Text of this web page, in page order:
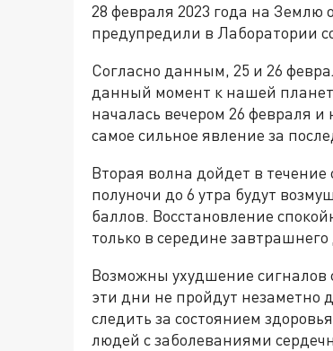
28 февраля 2023 года на
предупредили в Лаборатории
Согласно данным, 25 и 26
данный момент к нашей
началась вечером 26 февраля и
самое сильное явление за
Вторая волна дойдет в
полуночи до 6 утра будут
баллов. Восстановление
только в середине
Возможны ухудшение сигналов
эти дни не пройдут
следить за состоянием
людей с заболеваниями